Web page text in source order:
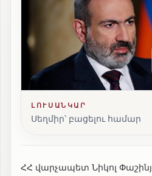
ԼՈՒՍԱՆԿԱՐ
Սեղմիր՝ բացելու համար
ՀՀ վարչապետ Նիկոլ